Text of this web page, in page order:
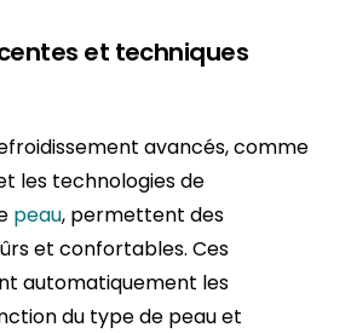
et techniques
avancés, comme
les technologies de
peau, permettent des
et confortables. Ces
automatiquement les
du type de peau et